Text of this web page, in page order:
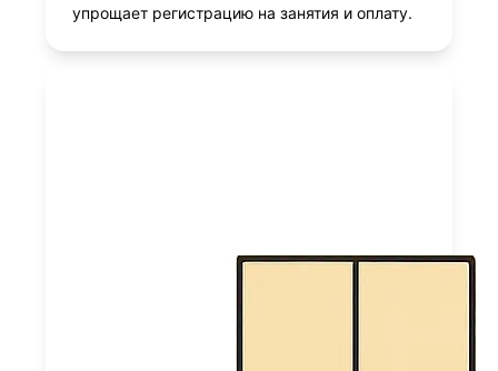
упрощает регистрацию на занятия и оплату.